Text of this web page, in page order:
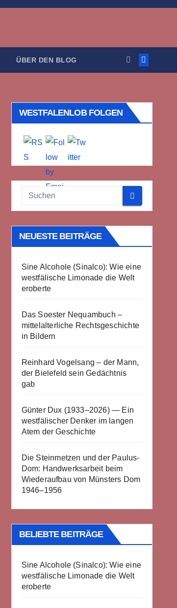
ÜBER DEN BLOG
WESTFALENLOB FOLGEN
NEUESTE BEITRÄGE
Sine Alcohole (Sinalco): Wie eine
westfälische Limonade die Welt
eroberte
Das Soester Nequambuch –
mittelalterliche Rechtsgeschichte
in Bildern
Reinhard Vogelsang – der Mann,
der Bielefeld sein Gedächtnis
gab
Günter Dux (1933–2026) — Ein
westfälischer Denker im langen
Atem der Geschichte
Die Steinmetzen und der Paulus-
Dom: Handwerksarbeit beim
Wiederaufbau von Münsters Dom
1946–1956
BELIEBTE BEITRÄGE
Sine Alcohole (Sinalco): Wie eine
westfälische Limonade die Welt
eroberte